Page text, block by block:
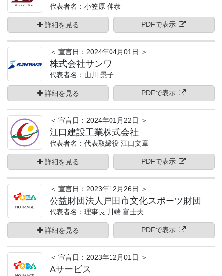
代表者名：小笠原 伸恭
詳細を見る PDFで表示
＜ 宣言日：2024年04月01日 ＞
株式会社サンワ
代表者名：山川 景子
詳細を見る PDFで表示
＜ 宣言日：2024年01月22日 ＞
江口建設工業株式会社
代表者名：代表取締役 江口文章
詳細を見る PDFで表示
＜ 宣言日：2023年12月26日 ＞
公益財団法人戸田市文化スポーツ財団
代表者名：理事長 川端 富士夫
詳細を見る PDFで表示
＜ 宣言日：2023年12月01日 ＞
Aサービス